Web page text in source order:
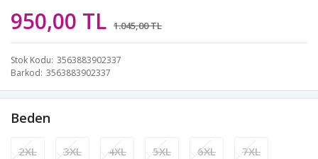
950,00 TL 1.045,00 TL
Stok Kodu 3563883902337
Barkod 3563883902337
Beden
2XL 3XL 4XL 5XL 6XL 7XL